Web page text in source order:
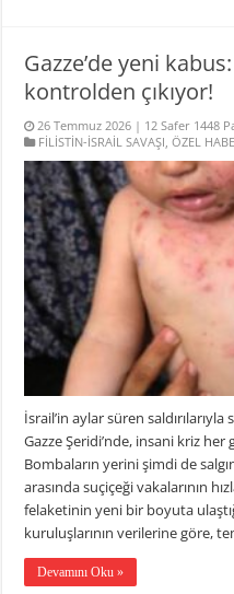
Gazze’de yeni
kontrolden çıkıyor!
26 Temmuz 2026 | 12 Safer 1448
FİLİSTİN-İSRAİL SAVAŞI,ÖZEL
İsrail’in aylar süren saldırılarıyla
Gazze Şeridi’nde, insani kriz
Bombaların yerini şimdi de
arasında suçiçeği vakalarının
felaketinin yeni bir boyuta
kuruluşlarının verilerine göre,
Devamını Oku »